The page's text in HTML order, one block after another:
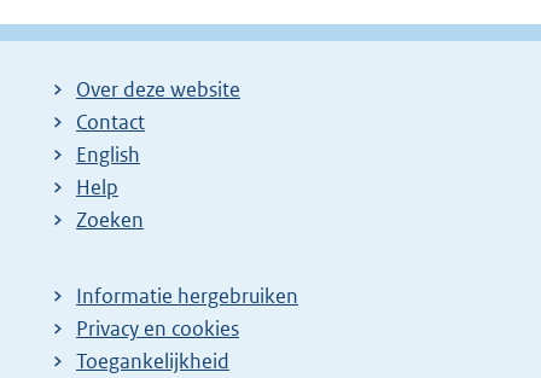
Over deze website
Contact
English
Help
Zoeken
Informatie hergebruiken
Privacy en cookies
Toegankelijkheid